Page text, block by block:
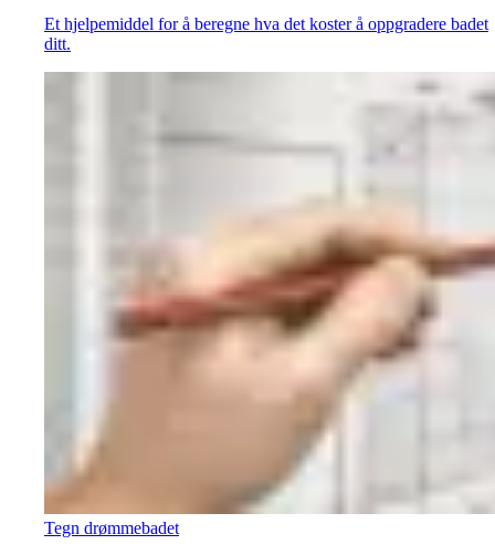
Et hjelpemiddel for å beregne hva det koster å oppgradere badet
ditt.
Tegn drømmebadet